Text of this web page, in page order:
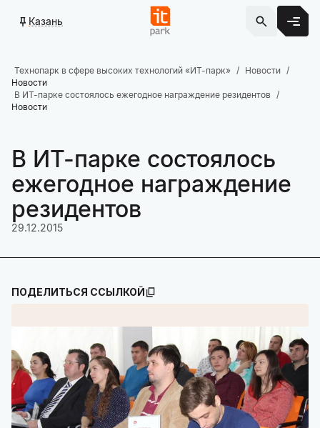
Казань
Технопарк в сфере высоких технологий «ИТ-парк»
Новости
Новости
В ИТ-парке состоялось ежегодное награждение резидентов
Новости
В ИТ-парке состоялось
ежегодное награждение
резидентов
29.12.2015
ПОДЕЛИТЬСЯ ССЫЛКОЙ